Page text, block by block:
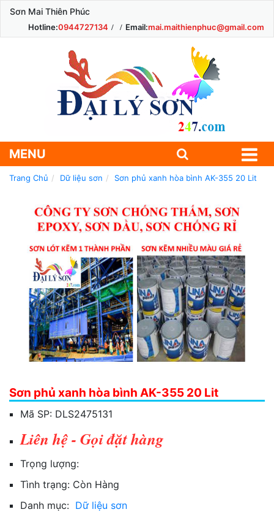
Sơn Mai Thiên Phúc
Hotline:0944727134 Email:mai.maithienphuc@gmail.com
MENU
Trang Chủ Dữ liệu sơn Sơn phủ xanh hòa bình AK-355 20 Lit
Sơn phủ xanh hòa bình AK-355 20 Lit
Mã SP: DLS2475131
Liên hệ - Gọi đặt hàng
Trọng lượng:
Tình trạng: Còn Hàng
Danh mục: Dữ liệu sơn